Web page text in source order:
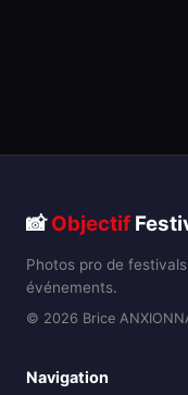
📸Objectif
Photos pro de
événements.
© 2026 Brice
Navigation